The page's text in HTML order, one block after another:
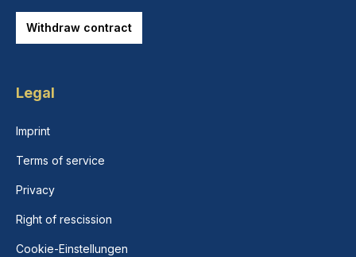
Withdraw contract
Legal
Imprint
Terms of service
Privacy
Right of rescission
Cookie-Einstellungen